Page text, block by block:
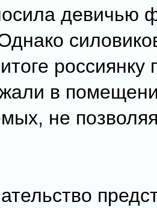
девичью
россиянку
в
не